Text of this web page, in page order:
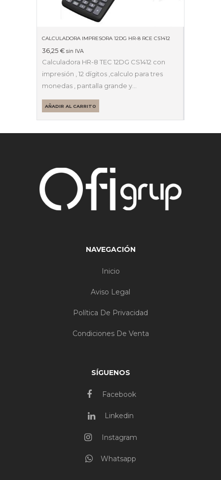
CALCULADORA IMPRESORA 12DG HR-8 RCE CS1412
36,25 € sin IVA
Calculadora HR-8 TEC 12DG CS1412 con
impresión , 12 dígitos ,calculo para tres
monedas , pantalla grande y…
AÑADIR AL CARRITO
NAVEGACIÓN
Inicio
Aviso Legal
Política De Privacidad
Condiciones De Venta
SÍGUENOS
Facebook
Linkedin
Instagram
Whatsapp